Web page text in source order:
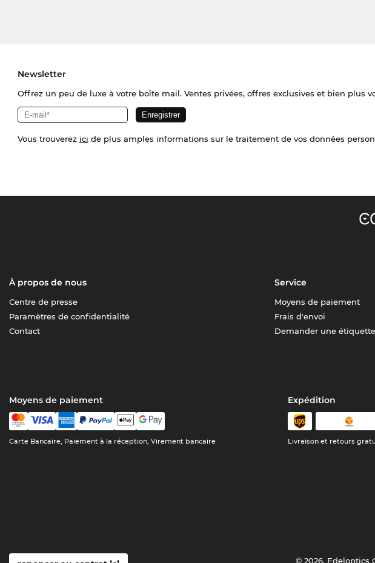
Newsletter
Offrez un peu de luxe à votre boîte mail. Ventes privées, offres exclusives et bien plus
Vous trouverez ici de plus amples informations sur le traitement de vos données
À propos de nous
Centre de presse
Paramètres de confidentialité
Contact
Service
Moyens de paiement
Frais d'envoi
Demander une
Moyens de paiement
Carte Bancaire, Paiement à la réception, Virement bancaire
Expédition
Livraison et retours
© 2026, Edeloptics